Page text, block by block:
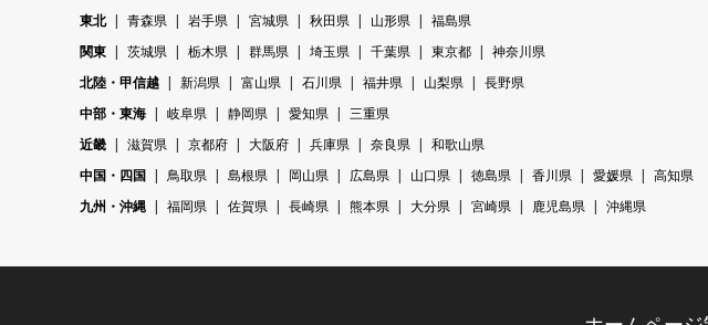
東北
青森県 岩手県 宮城県 秋田県 山形県
福島県
関東
茨城県 栃木県 群馬県 埼玉県 千葉県 東京都
神奈川県
北陸・甲信越
新潟県 富山県 石川県 福井県 山梨県
長野県
中部・東海
岐阜県 静岡県 愛知県
三重県
近畿
滋賀県 京都府 大阪府 兵庫県 奈良県
和歌山県
中国・四国
鳥取県 島根県 岡山県 広島県 山口県 徳島県 香川県 愛媛県
高知県
九州・沖縄
福岡県 佐賀県 長崎県 熊本県 大分県 宮崎県 鹿児島県 沖縄県